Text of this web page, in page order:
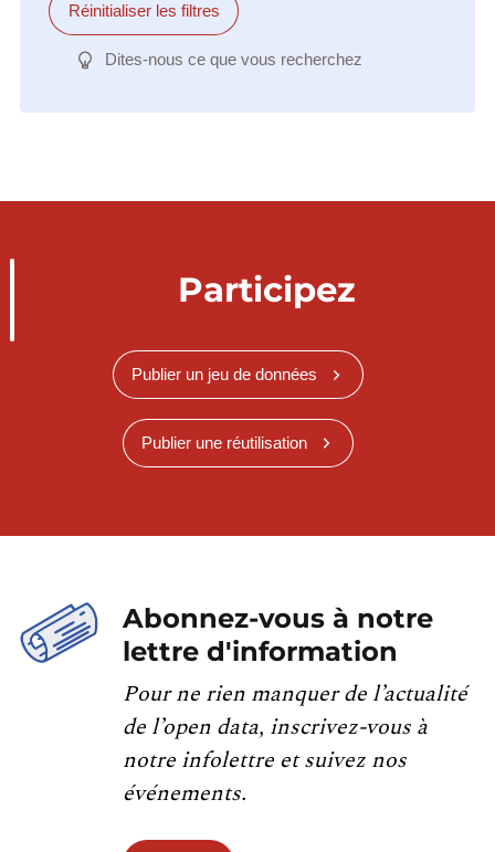
Réinitialiser les filtres
Dites-nous ce que vous recherchez
Participez
Publier un jeu de données
Publier une réutilisation
Abonnez-vous à notre
lettre d'information
Pour ne rien manquer de l’actualité
de l’open data, inscrivez-vous à
notre infolettre et suivez nos
événements.